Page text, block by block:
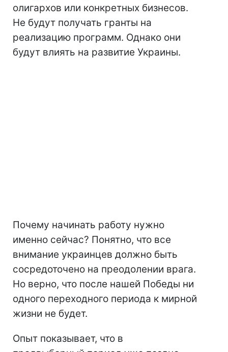
олигархов или конкретных бизнесов.
Не будут получать гранты на
реализацию программ. Однако они
будут влиять на развитие Украины.
Почему начинать работу нужно
именно сейчас? Понятно, что все
внимание украинцев должно быть
сосредоточено на преодолении врага.
Но верно, что после нашей Победы ни
одного переходного периода к мирной
жизни не будет.
Опыт показывает, что в